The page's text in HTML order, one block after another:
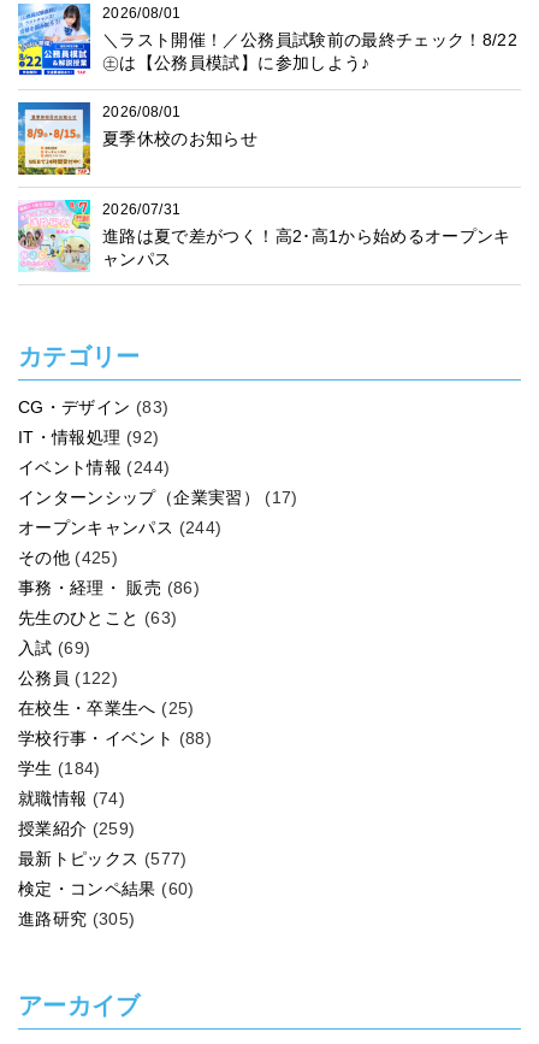
2026/08/01
＼ラスト開催！／公務員試験前の最終チェック！8/22
㊏は【公務員模試】に参加しよう♪
2026/08/01
夏季休校のお知らせ
2026/07/31
進路は夏で差がつく！高2･高1から始めるオープンキ
ャンパス
カテゴリー
CG・デザイン (83)
IT・情報処理 (92)
イベント情報 (244)
インターンシップ（企業実習）
(17)
オープンキャンパス (244)
その他 (425)
事務・経理・ 販売 (86)
先生のひとこと (63)
入試 (69)
公務員 (122)
在校生・卒業生へ (25)
学校行事・イベント (88)
学生 (184)
就職情報 (74)
授業紹介 (259)
最新トピックス (577)
検定・コンペ結果 (60)
進路研究 (305)
アーカイブ